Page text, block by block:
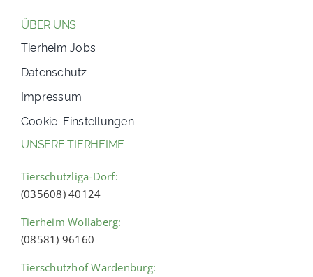
ÜBER UNS
Tierheim Jobs
Datenschutz
Impressum
Cookie-Einstellungen
UNSERE TIERHEIME
Tierschutzliga-Dorf:
(035608) 40124
Tierheim Wollaberg:
(08581) 96160
Tierschutzhof Wardenburg: